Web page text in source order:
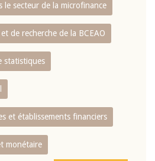
le secteur de la microfinance
de recherche de la BCEAO
statistiques
et établissements financiers
monétaire